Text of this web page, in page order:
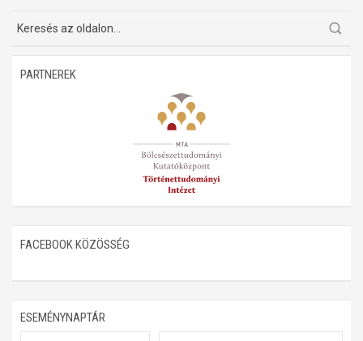
PARTNEREK
FACEBOOK KÖZÖSSÉG
ESEMÉNYNAPTÁR